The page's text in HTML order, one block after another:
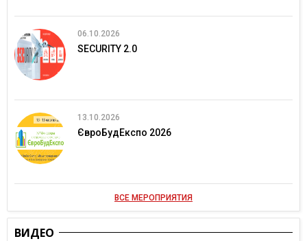
06.10.2026
SECURITY 2.0
13.10.2026
ЄвроБудЕкспо 2026
ВСЕ МЕРОПРИЯТИЯ
ВИДЕО